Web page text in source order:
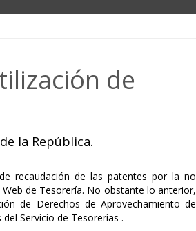
de
la República.
recaudación de las patentes por la no
de Tesorería. No obstante lo anterior,
de Derechos de Aprovechamiento de
Servicio de Tesorerías .